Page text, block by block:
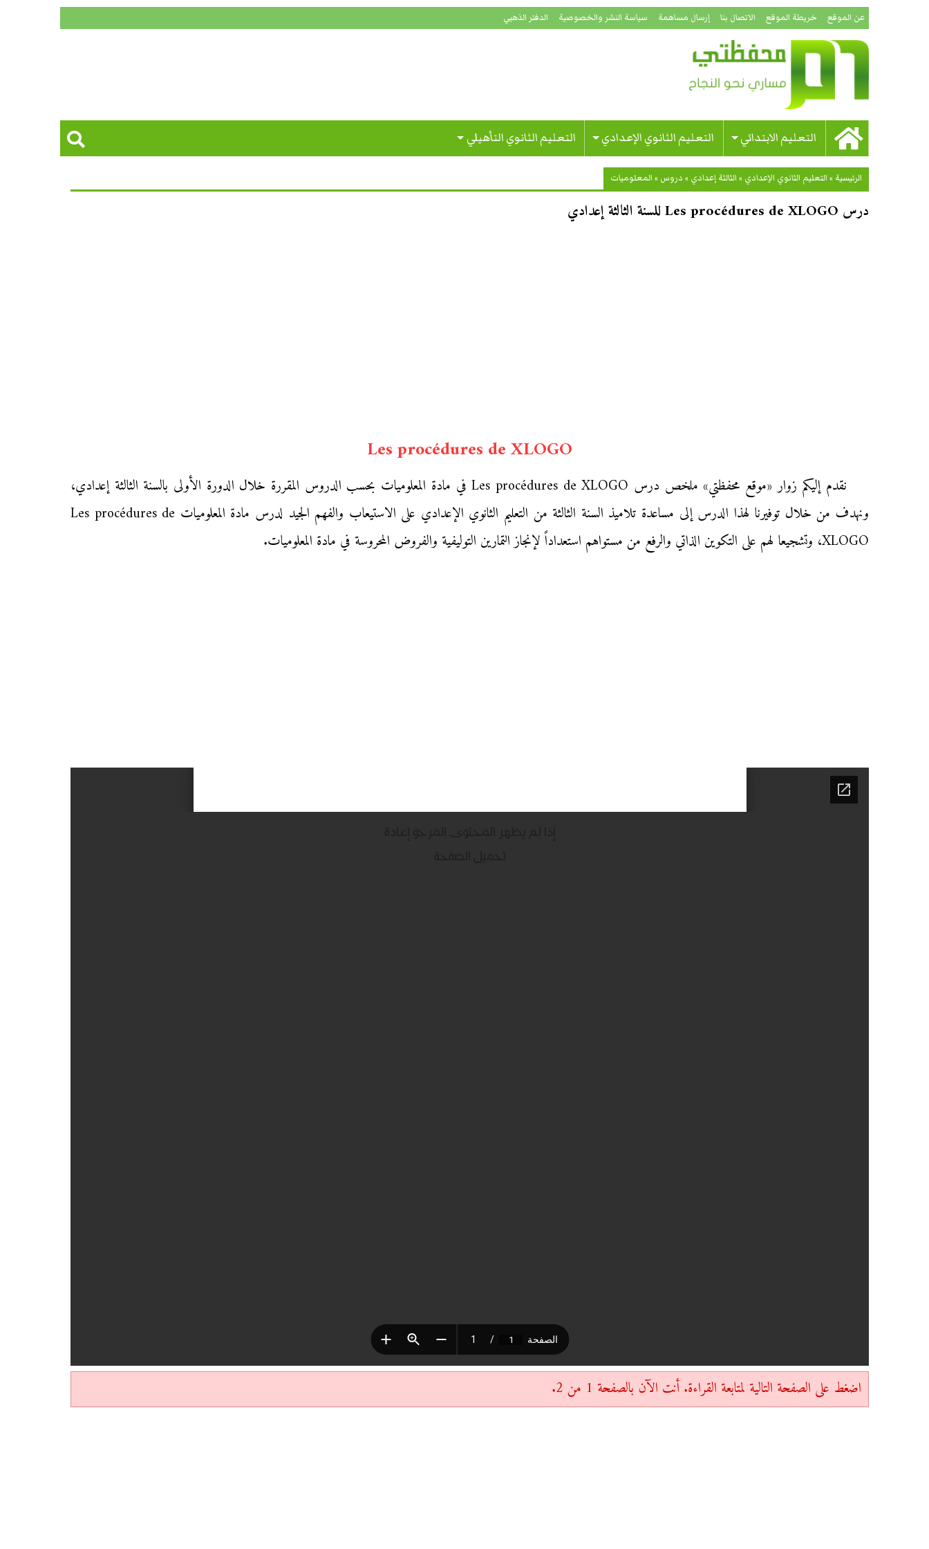
عن الموقع خريطة الموقع الاتصال بنا إرسال مساهمة سياسة النشر والخصوصية الدفتر الذهبي
التعليم الابتدائي التعليم الثانوي الإعدادي التعليم الثانوي التأهيلي
الرئيسية »التعليم الثانوي الإعدادي »الثالثة إعدادي » دروس »المعلوميات
درس Les procédures de XLOGO للسنة الثالثة إعدادي
Les procédures de XLOGO
نقدم إليكم زوار «موقع محفظتي» ملخص درس Les procédures de XLOGO في مادة المعلوميات بحسب الدروس المقررة خلال الدورة الأولى بالسنة الثالثة إعدادي،
ونهدف من خلال توفيرنا لهذا الدرس إلى مساعدة تلاميذ السنة الثالثة من التعليم الثانوي الإعدادي على الاستيعاب والفهم الجيد لدرس مادة المعلوميات Les procédures de
XLOGO، وتشجيعا لهم على التكوين الذاتي والرفع من مستواهم استعداداً لإنجاز التمارين التوليفية والفروض المحروسة في مادة المعلوميات.
اضغط على الصفحة التالية لمتابعة القراءة. أنت الآن بالصفحة 1 من 2.